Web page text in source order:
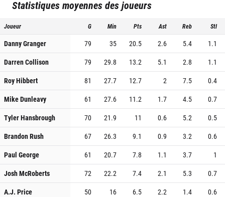
Statistiques moyennes des joueurs
Joueur G Min Pts Ast Reb Stl
Danny Granger 79 35 20.5 2.6 5.4
1.1
Darren Collison
79 29.8 13.2 5.1 2.8
1.1
Roy Hibbert
81 27.7 12.7 2 7.5
0.4
Mike Dunleavy
61 27.6 11.2 1.7 4.5
0.7
Tyler Hansbrough
70 21.9 11 0.6 5.2
0.5
Brandon Rush
67 26.3 9.1 0.9 3.2
0.6
Paul George
61 20.7 7.8 1.1 3.7
1
Josh McRoberts
72 22.2 7.4 2.1 5.3
0.7
A.J. Price
50 16 6.5 2.2 1.4
0.6